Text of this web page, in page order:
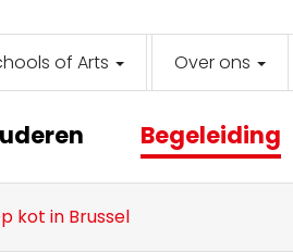
of Arts Over ons
Begeleiding
kot in Brussel